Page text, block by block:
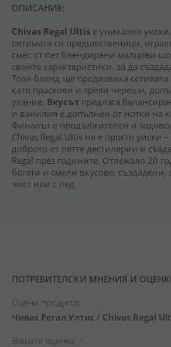
ОПИСАНИЕ:
Chivas Regal Ultis е уникално
петимата си предшественици,
смес от пет блендирани малцови
своите характеристики, за да
Този бленд ще предизвика сетивата
като праскови и зрели череши,
ухание. Вкусът предлага
и ванилия е допълнен от нотки на
Финалът е продължителен и
Chivas Regal Ultis не е просто уиски
доброто от петте дестилерии и
Regal през годините. Отлежало 20
богати и смели вкусове,
чист или с лед.
ПОТРЕБИТЕЛСКИ МНЕНИЯ И
Оцени продукта:
Чивас Регал Ултис / Chivas Regal
Вашата оценка